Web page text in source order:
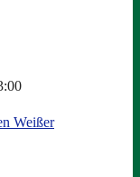
Weißer